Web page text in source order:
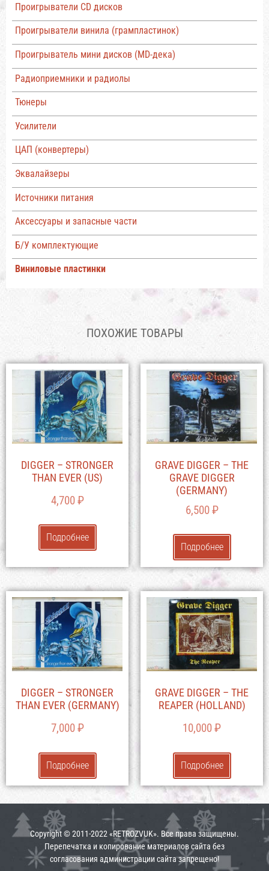
Проигрыватели CD дисков
Проигрыватели винила (грампластинок)
Проигрыватель мини дисков (MD-дека)
Радиоприемники и радиолы
Тюнеры
Усилители
ЦАП (конвертеры)
Эквалайзеры
Источники питания
Аксессуары и запасные части
Б/У комплектующие
Виниловые пластинки
ПОХОЖИЕ ТОВАРЫ
DIGGER – STRONGER
THAN EVER (US)
4,700₽
Подробнее
GRAVE DIGGER – THE
GRAVE DIGGER
(GERMANY)
6,500₽
Подробнее
DIGGER – STRONGER
THAN EVER (GERMANY)
7,000₽
Подробнее
GRAVE DIGGER – THE
REAPER (HOLLAND)
10,000₽
Подробнее
Copyright © 2011-2022 «RETROZVUK». Все права защищены.
Перепечатка и копирование материалов сайта без
согласования администрации сайта запрещено!